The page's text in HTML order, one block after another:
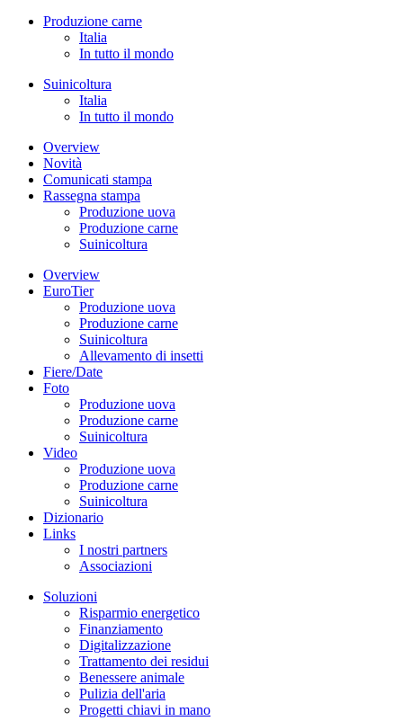
Produzione carne
Italia
In tutto il mondo
Suinicoltura
Italia
In tutto il mondo
Overview
Novità
Comunicati stampa
Rassegna stampa
Produzione uova
Produzione carne
Suinicoltura
Overview
EuroTier
Produzione uova
Produzione carne
Suinicoltura
Allevamento di insetti
Fiere/Date
Foto
Produzione uova
Produzione carne
Suinicoltura
Video
Produzione uova
Produzione carne
Suinicoltura
Dizionario
Links
I nostri partners
Associazioni
Soluzioni
Risparmio energetico
Finanziamento
Digitalizzazione
Trattamento dei residui
Benessere animale
Pulizia dell'aria
Progetti chiavi in mano